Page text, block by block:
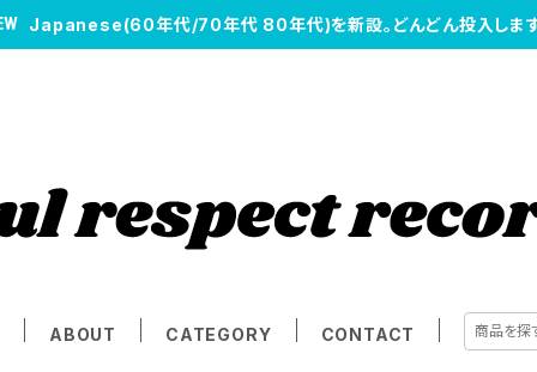
Japanese(60年代/70年代 80年代)を新設。どんどん投入します
ABOUT CATEGORY CONTACT